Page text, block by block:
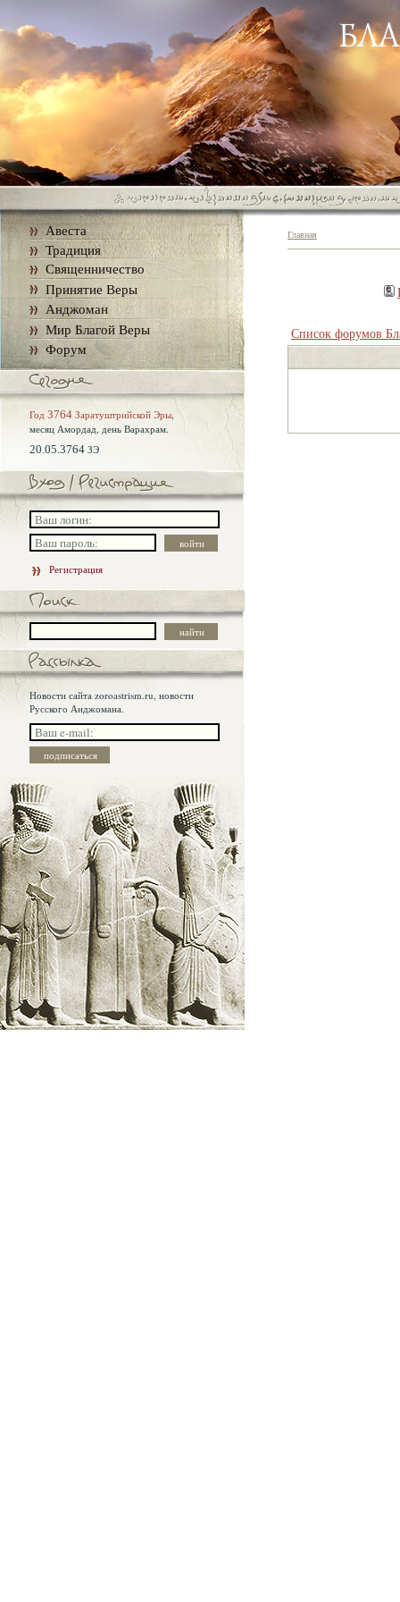
Авеста
Традиция
Священничество
Принятие Веры
Анджоман
Мир Благой Веры
Форум
Год 3764 Заратуштрийской Эры,
месяц Амордад, день Варахрам.
20.05.3764 ЗЭ
Регистрация
Новости сайта zoroastrism.ru, новости
Русского Анджомана.
Главная
Список форумов